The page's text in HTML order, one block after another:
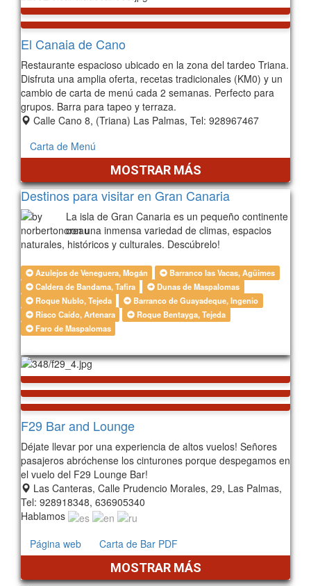
El Canaia de Cano
Restaurante espacioso ubicado en la zona del tardeo Triana.
Disfruta una amplia oferta, recetas tradicionales (KM0) y un
cambio de carta de menú cada 2 semanas. Perfecto para
grupos. Barra para tapeo y terraza.
Calle Cano 8, (Triana) Las Palmas, Tel: 928967467
Carta de Menú
MOSTRAR MÁS
Destinos para visitar en Gran Canaria
La isla de Gran Canaria es un pequeño continente
con una inmensa variedad de climas, espacios
naturales, históricos y culturales. Descúbrelo!
Azulejos de Veneguera, Mogán
Barranco las Vacas, Agüimes
Caldera de Bandama, Tafira
Dunas de Maspalomas
Roque Nublo, Tejeda
Barranco de Guayadeque, Ingenio
Risco Caído, Artenara
Roque Bentayga, Tejeda
Faro de Maspalomas
F29 Bar and Lounge
Déjate llevar por una experiencia de altos vuelos! Señores
pasajeros abróchense los cinturones porque despegamos en
el vuelo del F29 Lounge Bar!
Las Canteras, Calle Prudencio Morales, 29, Las Palmas,
Tel: 928918348, 636905340
Hablamos
Página web
Carta de Bar PDF
MOSTRAR MÁS